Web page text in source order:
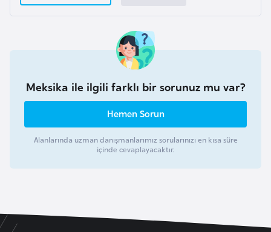
Meksika ile ilgili farklı bir sorunuz mu var?
Hemen Sorun
Alanlarında uzman danışmanlarımız sorularınızı en kısa süre
içinde cevaplayacaktır.
D
n